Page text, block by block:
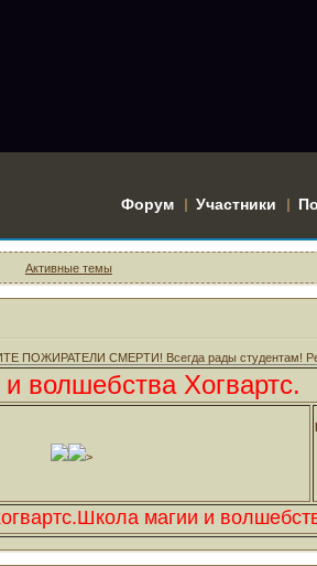
Форум Участники
Активные темы
ПОЖИРАТЕЛИ СМЕРТИ! Всегда рады студентам!
волшебства Хогвартс.
>
магии и